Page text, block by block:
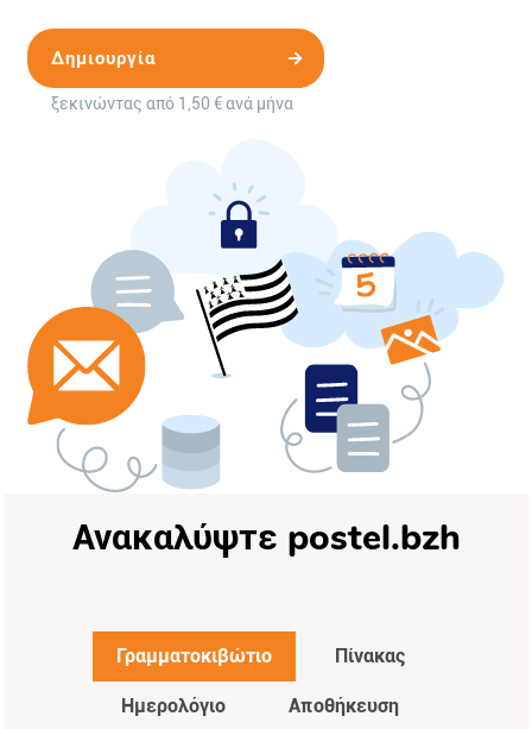
Δημιουργία
λογαριασμού
ξεκινώντας από 1,50 € ανά μήνα
Ανακαλύψτε postel.bzh
Γραμματοκιβώτιο Πίνακας
Ημερολόγιο Αποθήκευση